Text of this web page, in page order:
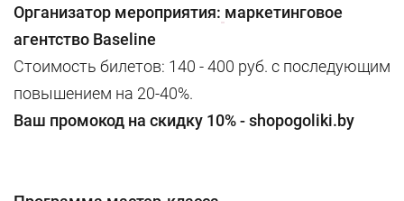
Организатор мероприятия: маркетинговое
агентство Baseline
Стоимость билетов: 140 - 400 руб. с последующим
повышением на 20-40%.
Ваш промокод на скидку 10% - shopogoliki.by